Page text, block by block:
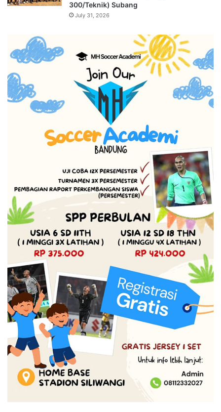
300/Teknik) Subang
July 31, 2026